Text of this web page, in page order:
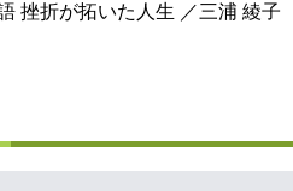
挫折が拓いた人生 ／三浦 綾子